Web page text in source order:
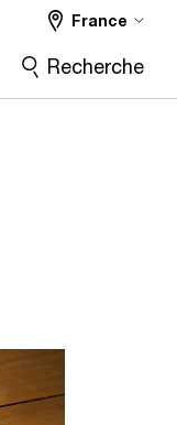
France
Recherche